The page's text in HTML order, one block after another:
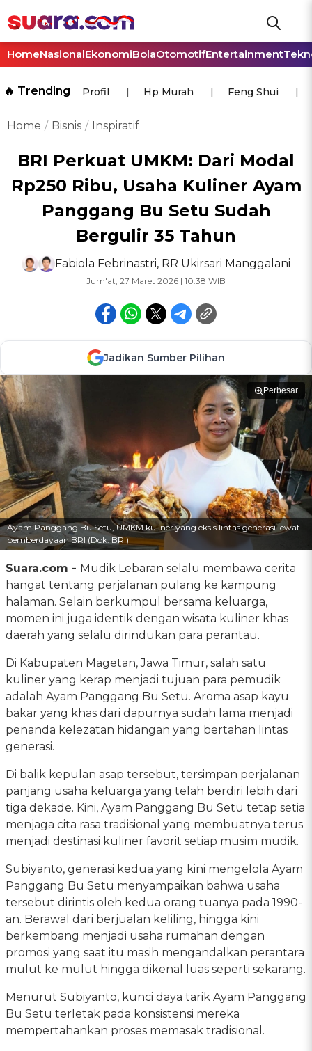
HomeNasionalEkonomiBolaOtomotifEntertainment
🔥 Trending Profil Hp Murah Feng Shui
Home Bisnis Inspiratif
BRI Perkuat UMKM: Dari Modal
Rp250 Ribu, Usaha Kuliner Ayam
Panggang Bu Setu Sudah
Bergulir 35 Tahun
Fabiola Febrinastri, RR Ukirsari Manggalani
Jum'at, 27 Maret 2026 | 10:38 WIB
Jadikan Sumber Pilihan
Perbesar
Ayam Panggang Bu Setu, UMKM kuliner yang eksis lintas generasi lewat
pemberdayaan BRI (Dok: BRI)
Suara.com - Mudik Lebaran selalu membawa cerita
hangat tentang perjalanan pulang ke kampung
halaman. Selain berkumpul bersama keluarga,
momen ini juga identik dengan wisata kuliner khas
daerah yang selalu dirindukan para perantau.
Di Kabupaten Magetan, Jawa Timur, salah satu
kuliner yang kerap menjadi tujuan para pemudik
adalah Ayam Panggang Bu Setu. Aroma asap kayu
bakar yang khas dari dapurnya sudah lama menjadi
penanda kelezatan hidangan yang bertahan lintas
generasi.
Di balik kepulan asap tersebut, tersimpan perjalanan
panjang usaha keluarga yang telah berdiri lebih dari
tiga dekade. Kini, Ayam Panggang Bu Setu tetap setia
menjaga cita rasa tradisional yang membuatnya terus
menjadi destinasi kuliner favorit setiap musim mudik.
Subiyanto, generasi kedua yang kini mengelola Ayam
Panggang Bu Setu menyampaikan bahwa usaha
tersebut dirintis oleh kedua orang tuanya pada 1990-
an. Berawal dari berjualan keliling, hingga kini
berkembang menjadi usaha rumahan dengan
promosi yang saat itu masih mengandalkan perantara
mulut ke mulut hingga dikenal luas seperti sekarang.
Menurut Subiyanto, kunci daya tarik Ayam Panggang
Bu Setu terletak pada konsistensi mereka
mempertahankan proses memasak tradisional.